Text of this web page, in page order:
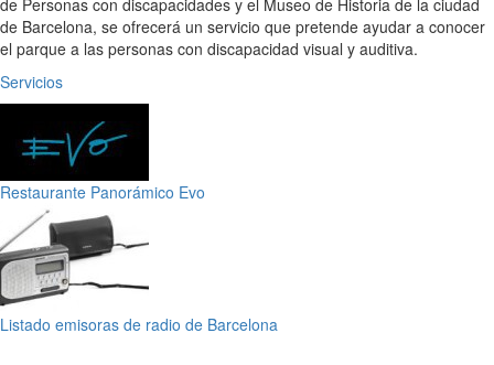
de Personas con discapacidades y el Museo de Historia de la ciudad
de Barcelona, se ofrecerá un servicio que pretende ayudar a conocer
el parque a las personas con discapacidad visual y auditiva.
Servicios
Restaurante Panorámico Evo
Listado emisoras de radio de Barcelona